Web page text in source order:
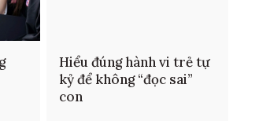
Hiểu đúng hành vi trẻ tự
kỷ để không “đọc sai”
con